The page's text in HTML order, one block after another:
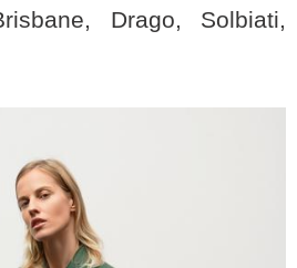
Drago, Solbiati,